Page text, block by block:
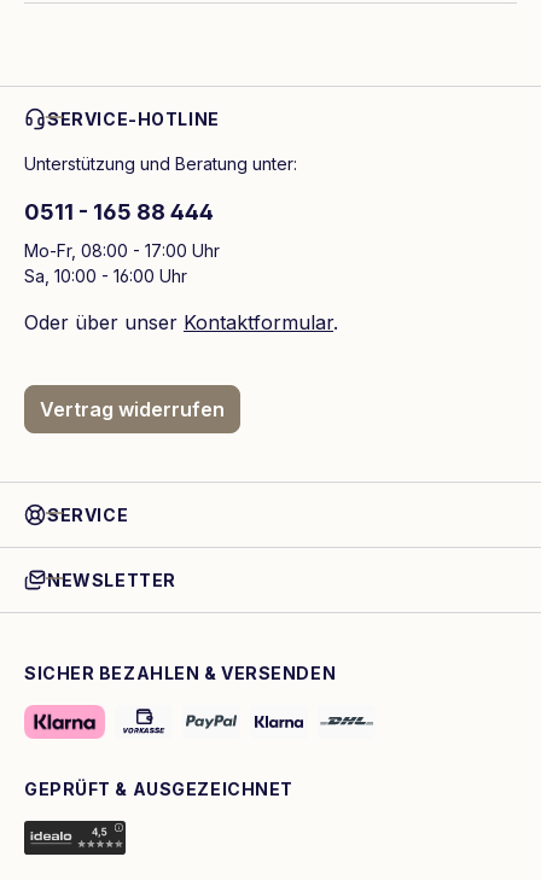
SERVICE-HOTLINE
Unterstützung und Beratung unter:
0511 - 165 88 444
Mo-Fr, 08:00 - 17:00 Uhr
Sa, 10:00 - 16:00 Uhr
Oder über unser Kontaktformular.
Vertrag widerrufen
SERVICE
NEWSLETTER
SICHER BEZAHLEN & VERSENDEN
GEPRÜFT & AUSGEZEICHNET